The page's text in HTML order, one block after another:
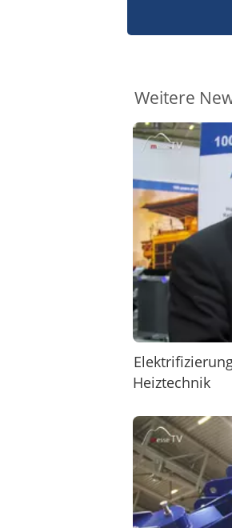
Weitere
Heiztechnik